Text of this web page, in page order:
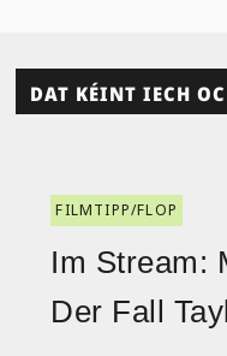
DAT KÉINT IECH
FILMTIPP/FLOP
Im Stream:
Der Fall